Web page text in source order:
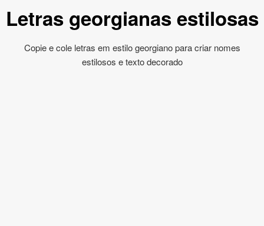
Letras georgianas estilosas
Copie e cole letras em estilo georgiano para criar nomes
estilosos e texto decorado